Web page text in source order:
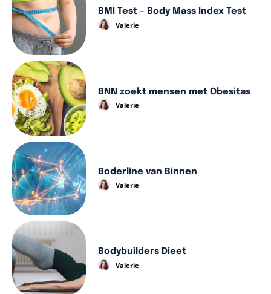
BMI Test – Body Mass Index Test
Valerie
BNN zoekt mensen met Obesitas
Valerie
Boderline van Binnen
Valerie
Bodybuilders Dieet
Valerie